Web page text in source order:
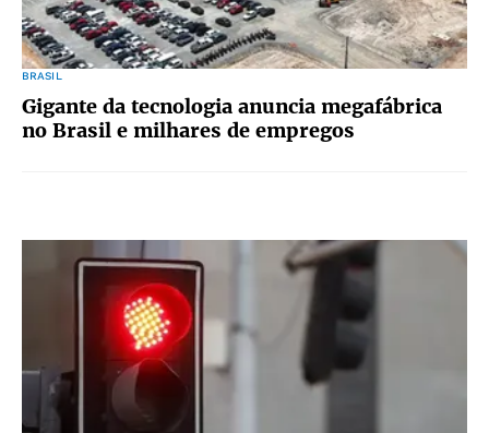
BRASIL
Gigante da tecnologia anuncia megafábrica
no Brasil e milhares de empregos